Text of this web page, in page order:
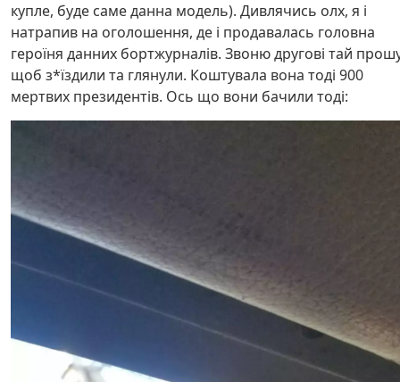
купле, буде саме данна модель). Дивлячись олх, я і
натрапив на оголошення, де і продавалась головна
героїня данних бортжурналів. Звоню другові тай
щоб з*їздили та глянули. Коштувала вона тоді 900
мертвих президентів. Ось що вони бачили тоді: